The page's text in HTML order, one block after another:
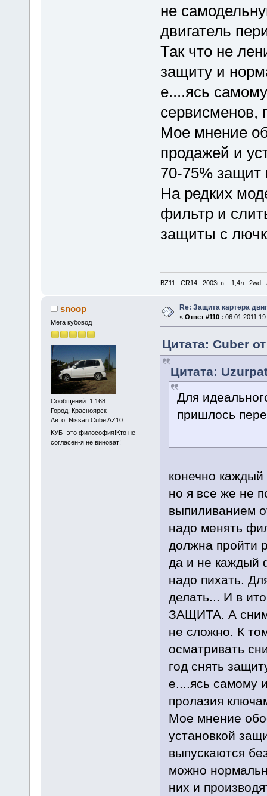
не
двигатель
Так что не
защиту и
е....ясь
сервисменов,
Мое мнение
продажей и
70-75% защит
На редких
фильтр и
защиты с
BZ11 CR14 2003г.в. 1,4л 2wd
snoop
Мега кубовод
Сообщений: 1 168
Город: Красноярск
Авто: Nissan Cube AZ10
КУБ- это философия!Кто не
согласен-я не виноват!
Re: Защита картера
« Ответ #110 : 06.01.2011
Цитата: Cuber
Цитата:
Для
пришлось
конечно
но я все же не
выпиливанием
надо менять
должна пройти
да и не каждый
надо пихать.
делать... И в
ЗАЩИТА. А
не сложно. К
осматривать
год снять
е....ясь самому
пролазия
Мое мнение
установкой
выпускаются
можно
них и